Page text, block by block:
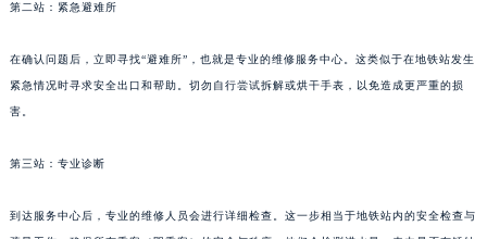
第二站：紧急避难所
在确认问题后，立即寻找“避难所”，也就是专业的维修服务中心。这类似于在地铁站发生
紧急情况时寻求安全出口和帮助。切勿自行尝试拆解或烘干手表，以免造成更严重的损
害。
第三站：专业诊断
到达服务中心后，专业的维修人员会进行详细检查。这一步相当于地铁站内的安全检查与